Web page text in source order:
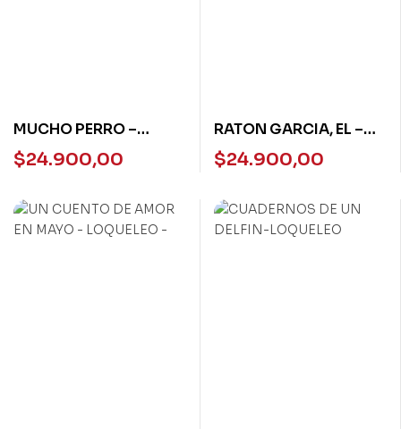
MUCHO PERRO –
LOQUELEO
$24.900,00
RATON GARCIA, EL –
LOQUELEO VERDE
$24.900,00